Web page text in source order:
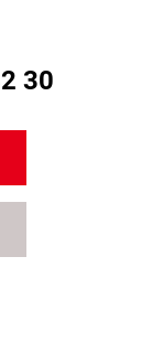
30